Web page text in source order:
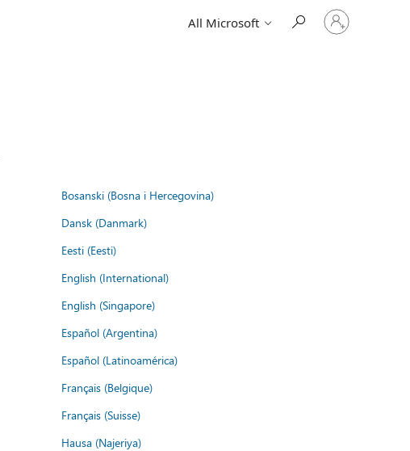
All Microsoft
Sign
in
Bosanski (Bosna i Hercegovina)
Dansk (Danmark)
Eesti (Eesti)
English (International)
English (Singapore)
Español (Argentina)
Español (Latinoamérica)
Français (Belgique)
Français (Suisse)
Hausa (Najeriya)